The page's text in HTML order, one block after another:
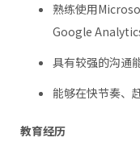
熟练使用
Google Analytics
具有较强的沟通
能够在快节奏、
教育经历